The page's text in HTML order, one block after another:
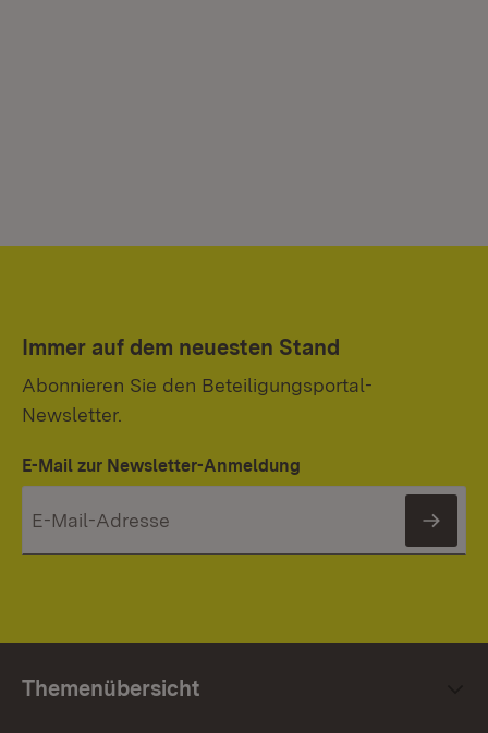
Immer auf dem neuesten Stand
Abonnieren Sie den Beteiligungsportal-
Newsletter.
E-Mail zur Newsletter-Anmeldung
Themenübersicht